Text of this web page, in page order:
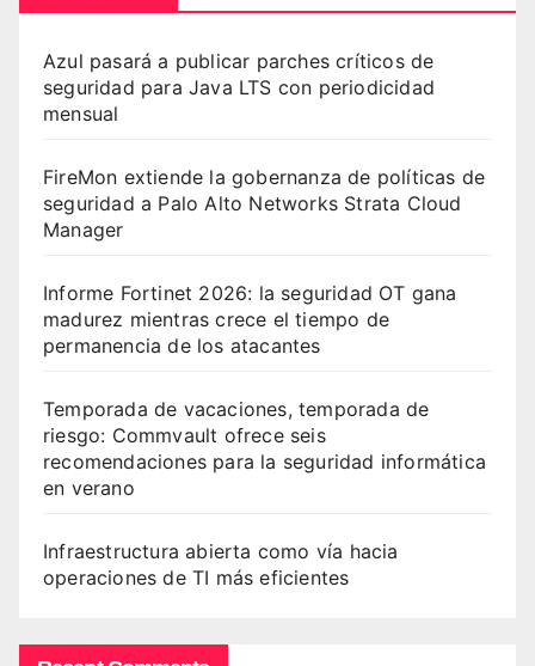
Azul pasará a publicar parches críticos de
seguridad para Java LTS con periodicidad
mensual
FireMon extiende la gobernanza de políticas de
seguridad a Palo Alto Networks Strata Cloud
Manager
Informe Fortinet 2026: la seguridad OT gana
madurez mientras crece el tiempo de
permanencia de los atacantes
Temporada de vacaciones, temporada de
riesgo: Commvault ofrece seis
recomendaciones para la seguridad informática
en verano
Infraestructura abierta como vía hacia
operaciones de TI más eficientes